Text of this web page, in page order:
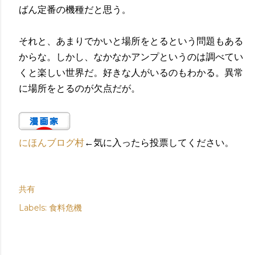
ばん定番の機種だと思う。
それと、あまりでかいと場所をとるという問題もある
からな。しかし、なかなかアンプというのは調べてい
くと楽しい世界だ。好きな人がいるのもわかる。異常
に場所をとるのが欠点だが。
にほんブログ村←気に入ったら投票してください。
共有
Labels: 食料危機